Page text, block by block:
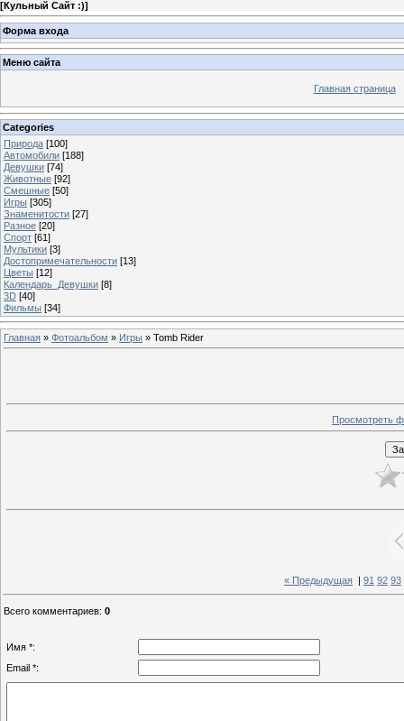
[Кульный Сайт :)]
Форма входа
Меню сайта
Главная страница
Categories
Природа [100]
Автомобили [188]
Девушки [74]
Животные [92]
Смешные [50]
Игры [305]
Знаменитости [27]
Разное [20]
Спорт [61]
Мультики [3]
Достопримечательности [13]
Цветы [12]
Календарь_Девушки [8]
3D [40]
Фильмы [34]
Главная » Фотоальбом » Игры » Tomb Rider
Просмотреть
« Предыдущая 91 92 93
Всего комментариев: 0
Имя *:
Email *: